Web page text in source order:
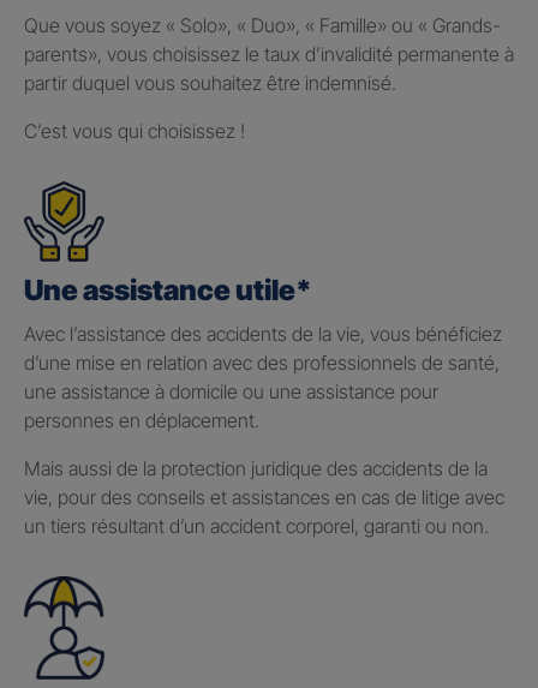
Que vous soyez « Solo», « Duo», « Famille» ou « Grands-
parents», vous choisissez le taux d’invalidité permanente à
partir duquel vous souhaitez être indemnisé.
C’est vous qui choisissez !
Une assistance utile*
Avec l’assistance des accidents de la vie, vous bénéficiez
d’une mise en relation avec des professionnels de santé,
une assistance à domicile ou une assistance pour
personnes en déplacement.
Mais aussi de la protection juridique des accidents de la
vie, pour des conseils et assistances en cas de litige avec
un tiers résultant d’un accident corporel, garanti ou non.